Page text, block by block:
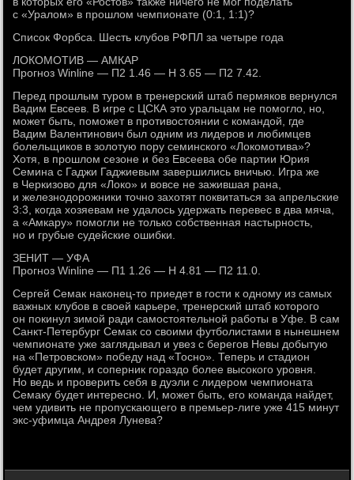
с «Уралом» в прошлом чемпионате (0:1, 1:1)?
Список Форбса. Шесть клубов РФПЛ за четыре года
ЛОКОМОТИВ — АМКАР
Прогноз Winline — П2 1.46 — Н 3.65 — П2 7.42.
Перед прошлым туром в тренерский штаб пермяков вернулся
Вадим Евсеев. В игре с ЦСКА это уральцам не помогло, но,
может быть, поможет в противостоянии с командой, где
Вадим Валентинович был одним из лидеров и любимцев
болельщиков в золотую пору семинского «Локомотива»?
Хотя, в прошлом сезоне и без Евсеева обе партии Юрия
Семина с Гаджи Гаджиевым завершились вничью. Игра же
в Черкизово для «Локо» и вовсе не зажившая рана,
и железнодорожники точно захотят поквитаться за апрельские
3:3, когда хозяевам не удалось удержать перевес в два мяча,
а «Амкару» помогли не только собственная настырность,
но и грубые судейские ошибки.
ЗЕНИТ — УФА
Прогноз Winline — П1 1.26 — Н 4.81 — П2 11.0.
Сергей Семак наконец-то приедет в гости к одному из самых
важных клубов в своей карьере, тренерский штаб которого
он покинул зимой ради самостоятельной работы в Уфе. В сам
Санкт-Петербург Семак со своими футболистами в нынешнем
чемпионате уже заглядывал и увез с берегов Невы добытую
на «Петровском» победу над «Тосно». Теперь и стадион
будет другим, и соперник гораздо более высокого уровня.
Но ведь и проверить себя в дуэли с лидером чемпионата
Семаку будет интересно. И, может быть, его команда найдет,
чем удивить не пропускающего в премьер-лиге уже 415 минут
экс-уфимца Андрея Лунева?